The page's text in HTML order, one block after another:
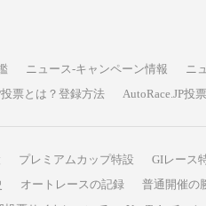
ニュース-キャンペーン情報
ニ
投票とは？登録方法 AutoRace.JP投票
プレミアムカップ特設 GIレース
オートレースの記録
普通開催の